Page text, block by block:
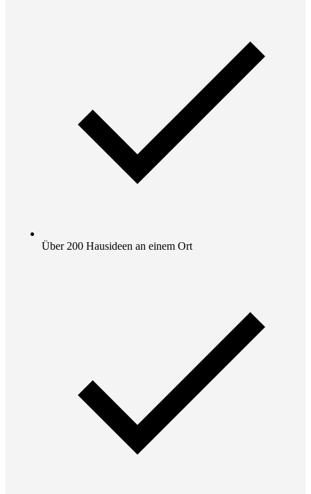
Über 200 Hausideen an einem Ort